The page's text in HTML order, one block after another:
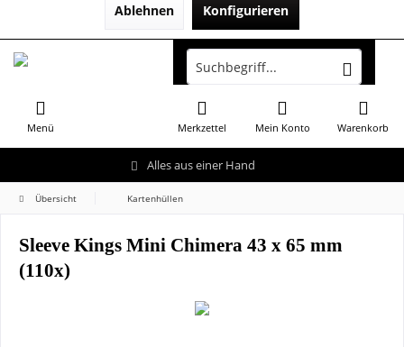
Ablehnen Konfigurieren
Alles aus einer Hand
Menü Warenkorb
Merkzettel Mein Konto
Übersicht Kartenhüllen
Sleeve Kings Mini Chimera 43 x 65 mm
(110x)